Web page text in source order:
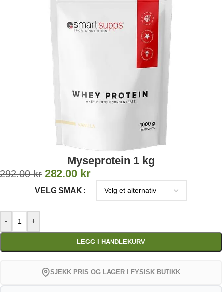
Myseprotein 1 kg
292.00kr 282.00 kr
VELG SMAK
- +
LEGG I HANDLEKURV
SJEKK PRIS OG LAGER I FYSISK BUTIKK